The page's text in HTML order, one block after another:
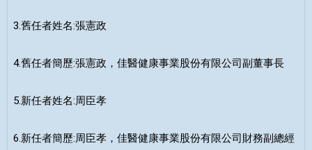
3.舊任者姓名:張憲政
4.舊任者簡歷:張憲政，佳醫健康事業股份有限公司副董事長
5.新任者姓名:周臣孝
6.新任者簡歷:周臣孝，佳醫健康事業股份有限公司財務副總經